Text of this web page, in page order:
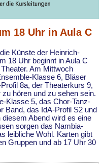
18 Uhr in Aula C
Künste der Heinrich-
18 Uhr beginnt in Aula C
Am Mittwoch
Klasse 6, Bläser
8a, der Theaterkurs 9,
hören und zu sehen sein.
Klasse 5, das Chor-Tanz-
Band, das IdA-Profil S2 und
Abend wird es eine
sorgen das Nambia-
leibliche Wohl. Karten gibt
Gruppen und ab 17 Uhr 30